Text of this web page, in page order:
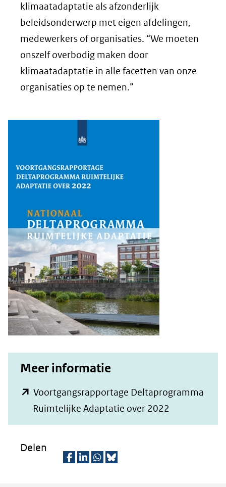
klimaatadaptatie als afzonderlijk
beleidsonderwerp met eigen afdelingen,
medewerkers of organisaties. “We moeten
onszelf overbodig maken door
klimaatadaptatie in alle facetten van onze
organisaties op te nemen.”
Meer informatie
Voortgangsrapportage Deltaprogramma
Ruimtelijke Adaptatie over 2022
in
Delen